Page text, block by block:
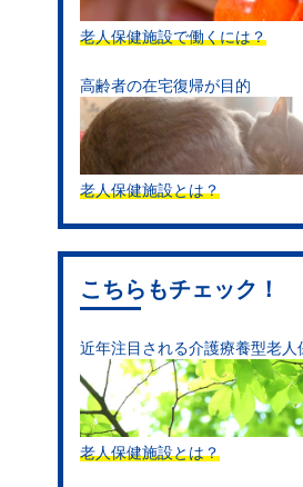
老人保健施設で働くには？
高齢者の在宅復帰が目的
老人保健施設とは？
こちらもチェック！
近年注目される介護療養型老人
老人保健施設とは？